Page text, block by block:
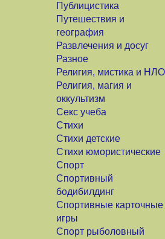
Публицистика
Путешествия и
география
Развлечения и досуг
Разное
Религия, мистика и НЛО
Религия, магия и
оккультизм
Секс учеба
Стихи
Стихи детские
Стихи юмористические
Спорт
Спортивный
бодибилдинг
Спортивные карточные
игры
Спорт рыболовный